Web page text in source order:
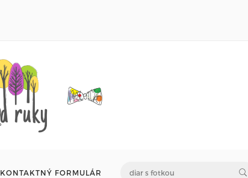
KONTAKTNÝ FORMULÁR